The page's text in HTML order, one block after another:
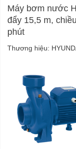
Máy bơm nước
đẩy 15,5 m,
phút
Thương hiệu: